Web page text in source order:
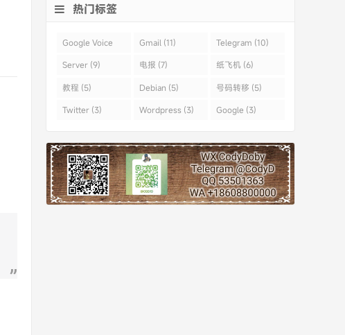
热门标签
Google Voice
(43)
Gmail (11) Telegram (10)
Server (9) 电报 (7) 纸飞机 (6)
教程 (5) Debian (5) 号码转移 (5)
Twitter (3) Wordpress (3) Google (3)